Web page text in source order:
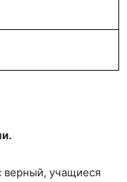
верный, учащиеся